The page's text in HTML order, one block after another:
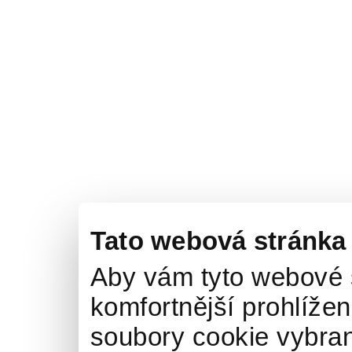
Tato webová
Aby vám tyto
komfortnější
soubory cookie